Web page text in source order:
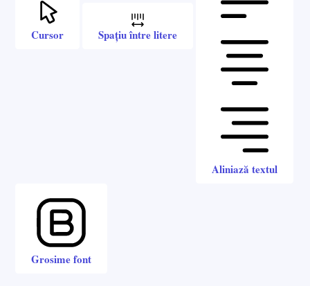
Cursor Spațiu între litere
Aliniază textul
Grosime font